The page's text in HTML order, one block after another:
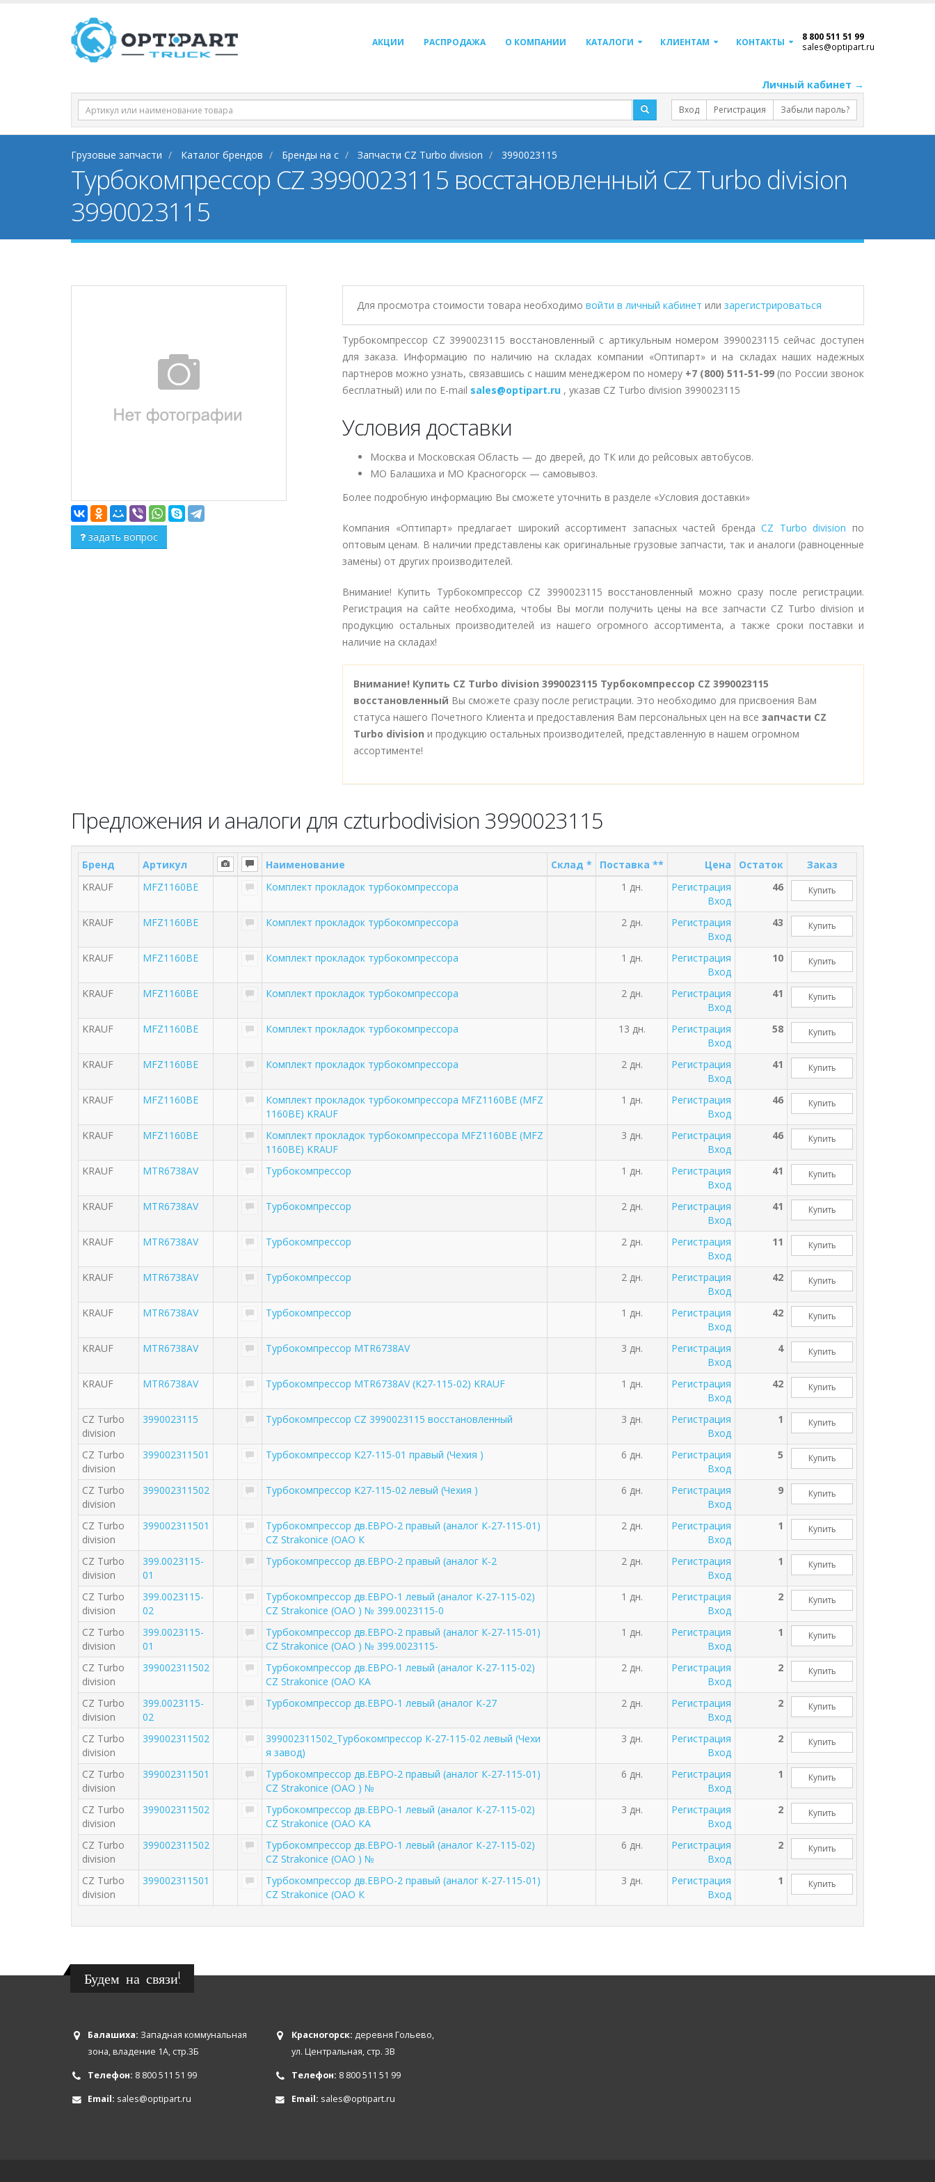
АКЦИИ РАСПРОДАЖА О КОМПАНИИ КАТАЛОГИ КЛИЕНТАМ КОНТАКТЫ 8 800 511 51 99
sales@optipart.ru
Личный кабинет →
Вход Регистрация Забыли пароль?
Грузовые запчасти Каталог брендов Бренды на c Запчасти CZ Turbo division 3990023115
Турбокомпрессор CZ 3990023115 восстановленный CZ Turbo division
3990023115
задать вопрос
Для просмотра стоимости товара необходимо войти в личный кабинет или зарегистрироваться
Турбокомпрессор CZ 3990023115 восстановленный с артикульным номером 3990023115 сейчас доступен
для заказа. Информацию по наличию на складах компании «Оптипарт» и на складах наших надежных
партнеров можно узнать, связавшись с нашим менеджером по номеру +7 (800) 511-51-99 (по России звонок
бесплатный) или по E-mail sales@optipart.ru , указав CZ Turbo division 3990023115
Условия доставки
Москва и Московская Область — до дверей, до ТК или до рейсовых автобусов.
МО Балашиха и МО Красногорск — самовывоз.
Более подробную информацию Вы сможете уточнить в разделе «Условия доставки»
Компания «Оптипарт» предлагает широкий ассортимент запасных частей брендаCZ Turbo division по
оптовым ценам. В наличии представлены как оригинальные грузовые запчасти, так и аналоги (равноценные
замены) от других производителей.
Внимание! Купить Турбокомпрессор CZ 3990023115 восстановленный можно сразу после регистрации.
Регистрация на сайте необходима, чтобы Вы могли получить цены на все запчасти CZ Turbo division и
продукцию остальных производителей из нашего огромного ассортимента, а также сроки поставки и
наличие на складах!
Внимание! Купить CZ Turbo division 3990023115 Турбокомпрессор CZ 3990023115
восстановленный Вы сможете сразу после регистрации. Это необходимо для присвоения Вам
статуса нашего Почетного Клиента и предоставления Вам персональных цен на все запчасти CZ
Turbo division и продукцию остальных производителей, представленную в нашем огромном
ассортименте!
Предложения и аналоги для czturbodivision 3990023115
Бренд Артикул Наименование Склад * Поставка ** Цена Остаток
Заказ
KRAUF
MFZ1160BE Комплект прокладок турбокомпрессора 1 дн.
Регистрация
Вход
46 Купить
KRAUF MFZ1160BE Комплект прокладок турбокомпрессора 2 дн.
Регистрация
Вход
43 Купить
KRAUF MFZ1160BE Комплект прокладок турбокомпрессора 1 дн.
Регистрация
Вход
10 Купить
KRAUF MFZ1160BE Комплект прокладок турбокомпрессора 2 дн.
Регистрация
Вход
41 Купить
KRAUF MFZ1160BE Комплект прокладок турбокомпрессора 13 дн.
Регистрация
Вход
58 Купить
KRAUF MFZ1160BE Комплект прокладок турбокомпрессора 2 дн.
Регистрация
Вход
41 Купить
KRAUF MFZ1160BE
Комплект прокладок турбокомпрессора MFZ1160BE (MFZ
1160BE) KRAUF
1 дн.
Регистрация
Вход
46 Купить
KRAUF MFZ1160BE
Комплект прокладок турбокомпрессора MFZ1160BE (MFZ
1160BE) KRAUF
3 дн.
Регистрация
Вход
46 Купить
KRAUF MTR6738AV Турбокомпрессор 1 дн.
Регистрация
Вход
41 Купить
KRAUF MTR6738AV Турбокомпрессор 2 дн.
Регистрация
Вход
41 Купить
KRAUF MTR6738AV Турбокомпрессор 2 дн.
Регистрация
Вход
11 Купить
KRAUF MTR6738AV Турбокомпрессор 2 дн.
Регистрация
Вход
42 Купить
KRAUF MTR6738AV Турбокомпрессор 1 дн.
Регистрация
Вход
42 Купить
KRAUF MTR6738AV Турбокомпрессор MTR6738AV 3 дн.
Регистрация
Вход
4 Купить
KRAUF MTR6738AV Турбокомпрессор MTR6738AV (K27-115-02) KRAUF 1 дн.
Регистрация
Вход
42 Купить
CZ Turbo
division
3990023115 Турбокомпрессор CZ 3990023115 восстановленный 3 дн.
Регистрация
Вход
1 Купить
CZ Turbo
division
399002311501 Турбокомпрессор К27-115-01 правый (Чехия ) 6 дн.
Регистрация
Вход
5 Купить
CZ Turbo
division
399002311502 Турбокомпрессор К27-115-02 левый (Чехия ) 6 дн.
Регистрация
Вход
9 Купить
CZ Turbo
division
399002311501
Турбокомпрессор дв.ЕВРО-2 правый (аналог К-27-115-01)
CZ Strakonice (ОАО К
2 дн.
Регистрация
Вход
1 Купить
CZ Turbo
division
399.0023115-
01
Турбокомпрессор дв.ЕВРО-2 правый (аналог К-2 2 дн.
Регистрация
Вход
1 Купить
CZ Turbo
division
399.0023115-
02
Турбокомпрессор дв.ЕВРО-1 левый (аналог К-27-115-02)
CZ Strakonice (ОАО ) № 399.0023115-0
1 дн.
Регистрация
Вход
2 Купить
CZ Turbo
division
399.0023115-
01
Турбокомпрессор дв.ЕВРО-2 правый (аналог К-27-115-01)
CZ Strakonice (ОАО ) № 399.0023115-
1 дн.
Регистрация
Вход
1 Купить
CZ Turbo
division
399002311502
Турбокомпрессор дв.ЕВРО-1 левый (аналог К-27-115-02)
CZ Strakonice (ОАО КА
2 дн.
Регистрация
Вход
2 Купить
CZ Turbo
division
399.0023115-
02
Турбокомпрессор дв.ЕВРО-1 левый (аналог К-27 2 дн.
Регистрация
Вход
2 Купить
CZ Turbo
division
399002311502
399002311502_Турбокомпрессор К-27-115-02 левый (Чехи
я завод)
3 дн.
Регистрация
Вход
2 Купить
CZ Turbo
division
399002311501
Турбокомпрессор дв.ЕВРО-2 правый (аналог К-27-115-01)
CZ Strakonice (ОАО ) №
6 дн.
Регистрация
Вход
1 Купить
CZ Turbo
division
399002311502
Турбокомпрессор дв.ЕВРО-1 левый (аналог К-27-115-02)
CZ Strakonice (ОАО КА
3 дн.
Регистрация
Вход
2 Купить
CZ Turbo
division
399002311502
Турбокомпрессор дв.ЕВРО-1 левый (аналог К-27-115-02)
CZ Strakonice (ОАО ) №
6 дн.
Регистрация
Вход
2 Купить
CZ Turbo
division
399002311501
Турбокомпрессор дв.ЕВРО-2 правый (аналог К-27-115-01)
CZ Strakonice (ОАО К
3 дн.
Регистрация
Вход
1 Купить
Будем на связи!
Балашиха: Западная коммунальная
зона, владение 1А, стр.3Б
Телефон: 8 800 511 51 99
Email: sales@optipart.ru
Красногорск: деревня Гольево,
ул. Центральная, стр. 3В
Телефон: 8 800 511 51 99
Email: sales@optipart.ru